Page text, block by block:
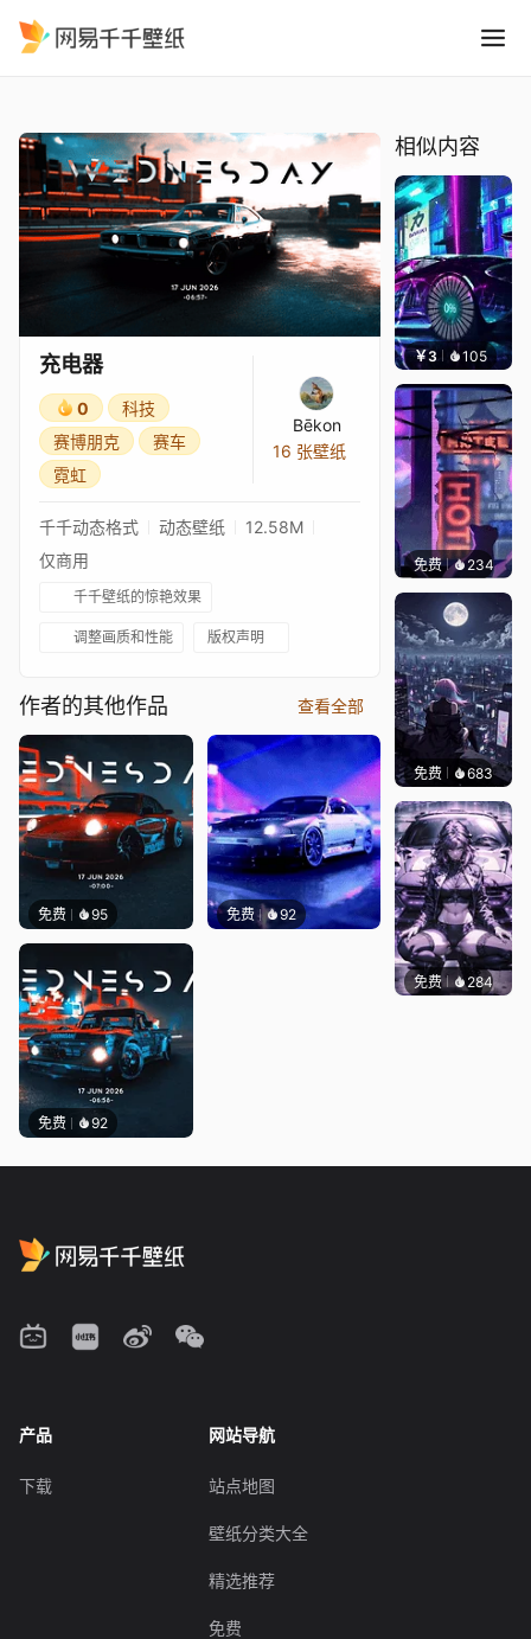
充电器
0
科技
赛博朋克
赛车
霓虹
Bēkon
16 张壁纸
千千动态格式 动态壁纸
12.58M
仅商用
千千壁纸的惊艳效果
调整画质和性能 版权声明
作者的其他作品 查看全部
免费 95 免费 92
免费 92
相似内容
￥3 105 好看
免费 234鲨鲨啊
免费 683鲨鲨啊
免费 284Ado
产品
下载
网站导航
站点地图
壁纸分类大全
精选推荐
免费